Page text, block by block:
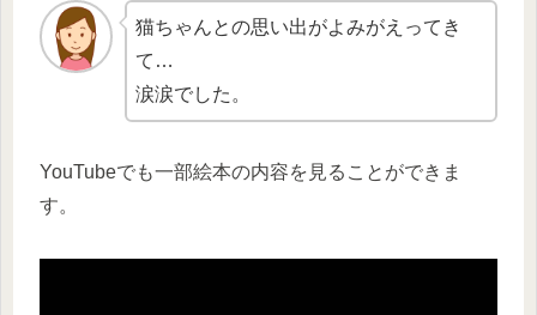
猫ちゃんとの思い出がよみがえってき
て…
涙涙でした。
YouTubeでも一部絵本の内容を見ることができま
す。